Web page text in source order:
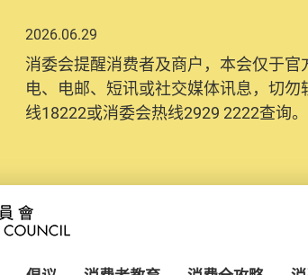
2026.06.29
消委会提醒消费者及商户，本会仅于
电、电邮、短讯或社交媒体讯息，切
线18222或消委会热线2929 2222查询。